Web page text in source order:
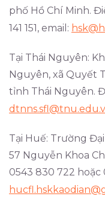
phố Hồ Chí Minh.
141 151, email:
Tại Thái Nguyên:
Nguyên, xã Quyết
tỉnh Thái Nguyên.
Tại Huế: Trường
57 Nguyễn Khoa
0543 830 722 hoặc